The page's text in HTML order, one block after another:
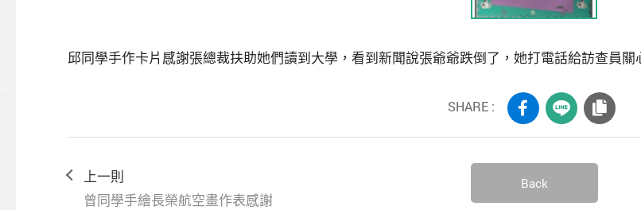
邱同學手作卡片感謝張總裁扶助她們讀到大學，看到新聞說張爺爺跌倒了，她打電話給訪查員關
SHARE :
上一則
曾同學手繪長榮航空畫作表感謝
Back